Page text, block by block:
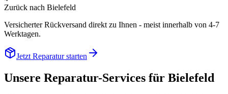
Zurück nach Bielefeld
Versicherter Rückversand direkt zu Ihnen - meist innerhalb von 4-7
Werktagen.
Jetzt Reparatur starten
Unsere Reparatur-Services für Bielefeld